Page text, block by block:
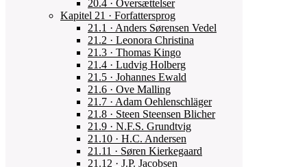
20.4 · Oversættelser
Kapitel 21 · Forfattersprog
21.1 · Anders Sørensen Vedel
21.2 · Leonora Christina
21.3 · Thomas Kingo
21.4 · Ludvig Holberg
21.5 · Johannes Ewald
21.6 · Ove Malling
21.7 · Adam Oehlenschläger
21.8 · Steen Steensen Blicher
21.9 · N.F.S. Grundtvig
21.10 · H.C. Andersen
21.11 · Søren Kierkegaard
21.12 · J.P. Jacobsen